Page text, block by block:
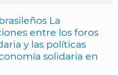
La
entre los foros
y las políticas
solidaria en